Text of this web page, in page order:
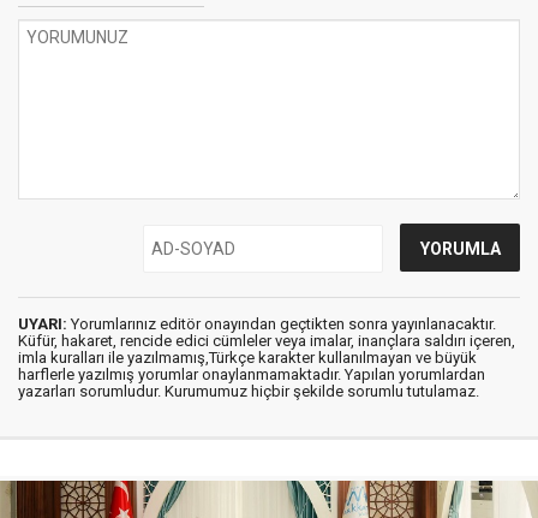
UYARI: Yorumlarınız editör onayından geçtikten sonra yayınlanacaktır.
Küfür, hakaret, rencide edici cümleler veya imalar, inançlara saldırı içeren,
imla kuralları ile yazılmamış,Türkçe karakter kullanılmayan ve büyük
harflerle yazılmış yorumlar onaylanmamaktadır. Yapılan yorumlardan
yazarları sorumludur. Kurumumuz hiçbir şekilde sorumlu tutulamaz.